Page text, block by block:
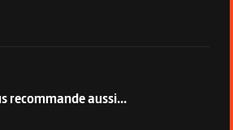
recommande aussi...